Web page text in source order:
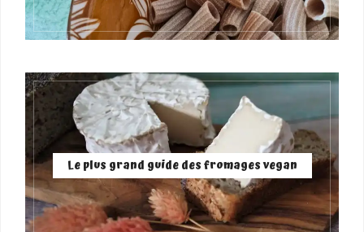
Le plus grand guide des fromages vegan